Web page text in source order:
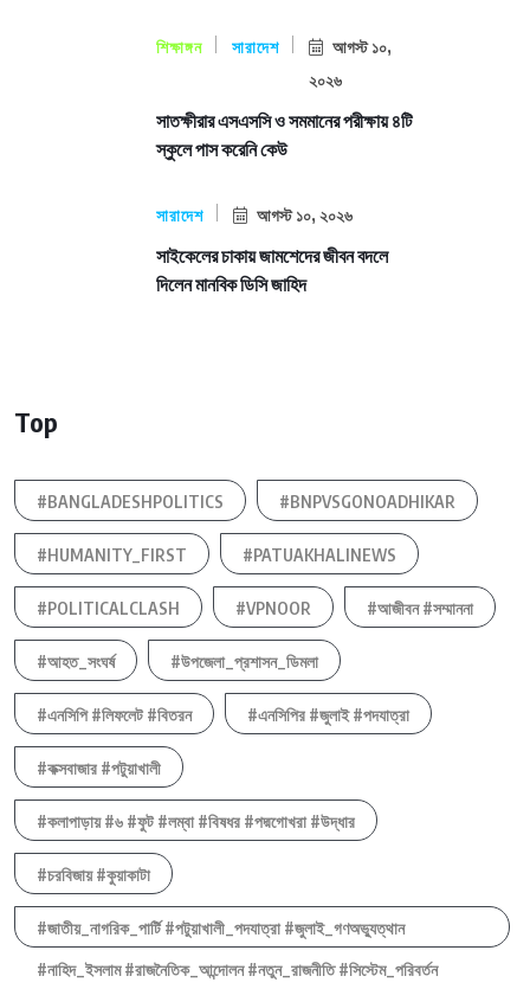
শিক্ষাঙ্গন সারাদেশ
আগস্ট ১০,
২০২৬
সাতক্ষীরার এসএসসি ও সমমানের পরীক্ষায় ৪টি
স্কুলে পাস করেনি কেউ
সারাদেশ আগস্ট ১০, ২০২৬
সাইকেলের চাকায় জামশেদের জীবন বদলে
দিলেন মানবিক ডিসি জাহিদ
Top
#BANGLADESHPOLITICS #BNPVSGONOADHIKAR
#HUMANITY_FIRST #PATUAKHALINEWS
#POLITICALCLASH #VPNOOR #আজীবন #সম্মাননা
#আহত_সংঘর্ষ #উপজেলা_প্রশাসন_ডিমলা
#এনসিপি #লিফলেট #বিতরন #এনসিপির #জুলাই #পদযাত্রা
#কক্সবাজার #পটুয়াখালী
#কলাপাড়ায় #৬ #ফুট #লম্বা #বিষধর #পদ্মগোখরা #উদ্ধার
#চরবিজায় #কুয়াকাটা
#জাতীয়_নাগরিক_পার্টি #পটুয়াখালী_পদযাত্রা #জুলাই_গণঅভ্যুত্থান
#নাহিদ_ইসলাম #রাজনৈতিক_আন্দোলন #নতুন_রাজনীতি #সিস্টেম_পরিবর্তন